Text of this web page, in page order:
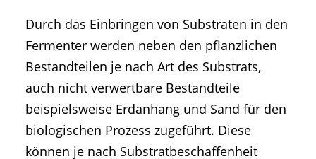
Durch das Einbringen von Substraten in den
Fermenter werden neben den pflanzlichen
Bestandteilen je nach Art des Substrats,
auch nicht verwertbare Bestandteile
beispielsweise Erdanhang und Sand für den
biologischen Prozess zugeführt. Diese
können je nach Substratbeschaffenheit